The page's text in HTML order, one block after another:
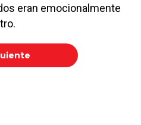
eran emocionalmente